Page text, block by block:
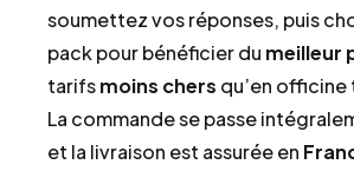
soumettez vos réponses, puis
pack pour bénéficier du meilleur
tarifsmoins chers qu’en
La commande se passe
et la livraison est assurée en